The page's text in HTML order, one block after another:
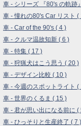
車 - シリーズ 『80's の軌跡
車 - 憧れの80's Car リスト (
車 - Car of the 90's ( 4 )
車 - クルマ温故知新 ( 6 )
車 - 特集 ( 17 )
車 - 狩猟犬はこう思う ( 20 )
車 - デザイン比較 ( 10 )
車 - 今週のスポットライト (
車 - 世界のくるま ( 15 )
車 - 君が思い出になる前に (
車 - ひっそりと生産終了 ( 7 )